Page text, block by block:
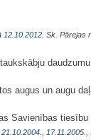
12.10.2012. Sk. Pārejas
augus un augu
Savienības
21.10.2004.,17.11.2005.,